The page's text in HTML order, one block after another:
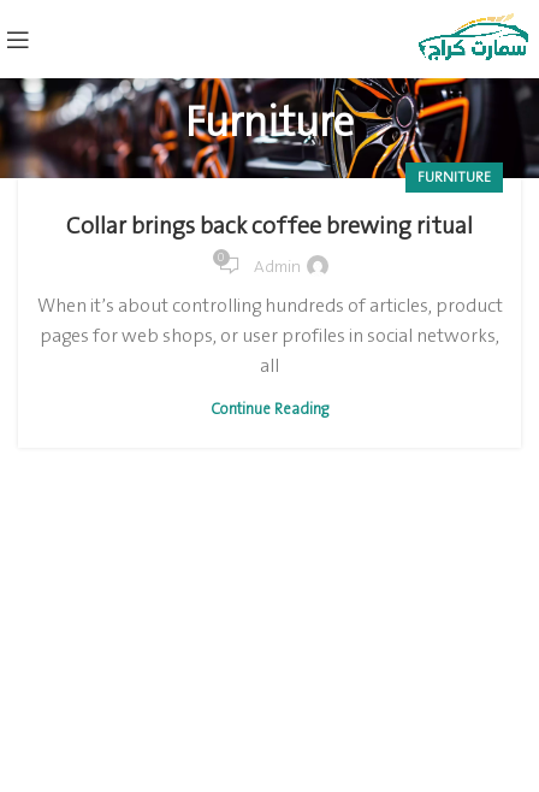
Furniture
FURNITURE
Collar brings back coffee brewing ritual
Admin
0
When it’s about controlling hundreds of articles, product
pages for web shops, or user profiles in social networks,
all
Continue Reading